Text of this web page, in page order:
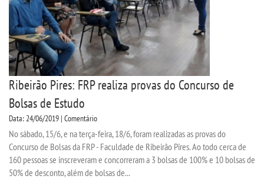
Ribeirão Pires: FRP realiza provas do Concurso de
Bolsas de Estudo
Data: 24/06/2019 | Comentário
No sábado, 15/6, e na terça-feira, 18/6, foram realizadas as provas do
Concurso de Bolsas da FRP - Faculdade de Ribeirão Pires. Ao todo cerca de
160 pessoas se inscreveram e concorreram a 3 bolsas de 100% e 10 bolsas de
50% de desconto, além de bolsas de...